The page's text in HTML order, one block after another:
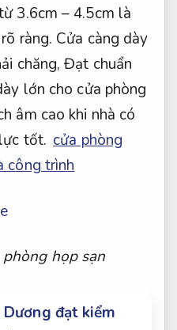
3.6cm – 4.5cm là
ràng. Cửa càng dày
chăng,Đạt chuẩn
lớn cho cửa phòng
âm cao khi nhà có
tốt. cửa phòng
công trình
họp sạn
đạt kiểm